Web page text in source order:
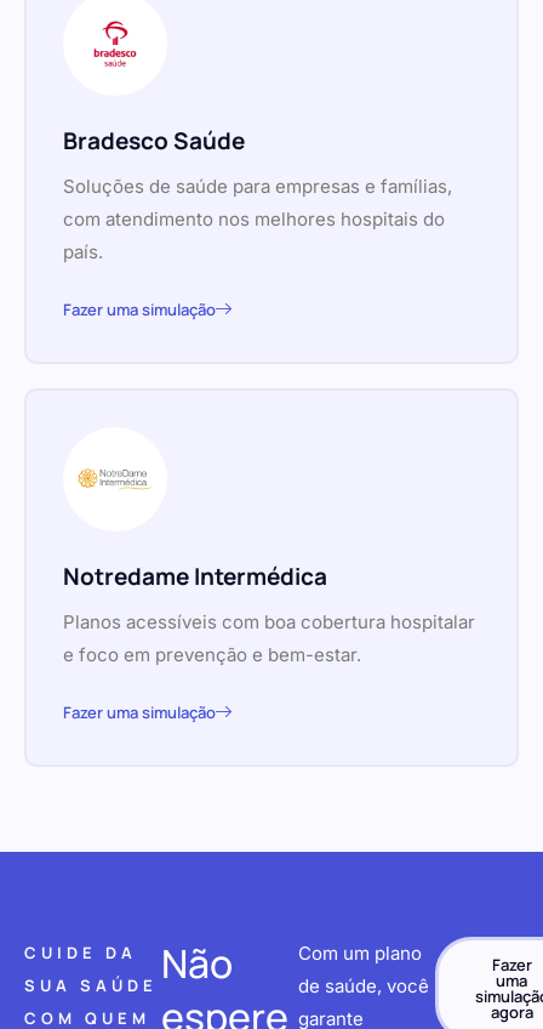
Bradesco Saúde
Soluções de saúde para empresas e famílias,
com atendimento nos melhores hospitais do
país.
Fazer uma simulação
Notredame Intermédica
Planos acessíveis com boa cobertura hospitalar
e foco em prevenção e bem-estar.
Fazer uma simulação
CUIDE DA
SUA SAÚDE
COM QUEM
Não
espere
Com um plano
de saúde, você
garante
Fazer
uma
agora